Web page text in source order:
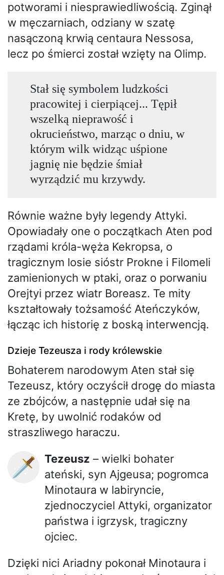
potworami i niesprawiedliwością. Zginął
w męczarniach, odziany w szatę
nasączoną krwią centaura Nessosa,
lecz po śmierci został wzięty na Olimp.
Stał się symbolem ludzkości
pracowitej i cierpiącej... Tępił
wszelką nieprawość i
okrucieństwo, marząc o dniu, w
którym wilk widząc uśpione
jagnię nie będzie śmiał
wyrządzić mu krzywdy.
Równie ważne były legendy Attyki.
Opowiadały one o początkach Aten pod
rządami króla-węża Kekropsa, o
tragicznym losie sióstr Prokne i Filomeli
zamienionych w ptaki, oraz o porwaniu
Orejtyi przez wiatr Boreasz. Te mity
kształtowały tożsamość Ateńczyków,
łącząc ich historię z boską interwencją.
Dzieje Tezeusza i rody królewskie
Bohaterem narodowym Aten stał się
Tezeusz, który oczyścił drogę do miasta
ze zbójców, a następnie udał się na
Kretę, by uwolnić rodaków od
straszliwego haraczu.
🗡️ Tezeusz – wielki bohater
ateński, syn Ajgeusa; pogromca
Minotaura w labiryncie,
zjednoczyciel Attyki, organizator
państwa i igrzysk, tragiczny
ojciec.
Dzięki nici Ariadny pokonał Minotaura i